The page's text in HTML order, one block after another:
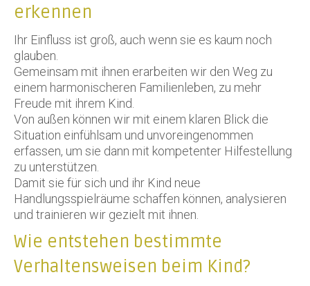
erkennen
Ihr Einfluss ist groß, auch wenn sie es kaum noch
glauben.
Gemeinsam mit ihnen erarbeiten wir den Weg zu
einem harmonischeren Familienleben, zu mehr
Freude mit ihrem Kind.
Von außen können wir mit einem klaren Blick die
Situation einfühlsam und unvoreingenommen
erfassen, um sie dann mit kompetenter Hilfestellung
zu unterstützen.
Damit sie für sich und ihr Kind neue
Handlungsspielräume schaffen können, analysieren
und trainieren wir gezielt mit ihnen.
Wie entstehen bestimmte
Verhaltensweisen beim Kind?